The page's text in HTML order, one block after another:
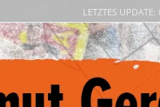
LETZTES